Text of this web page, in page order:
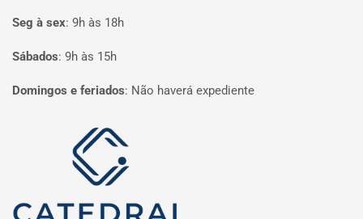
Seg à sex: 9h às 18h
Sábados: 9h às 15h
Domingos e feriados: Não haverá expediente
Página inicial